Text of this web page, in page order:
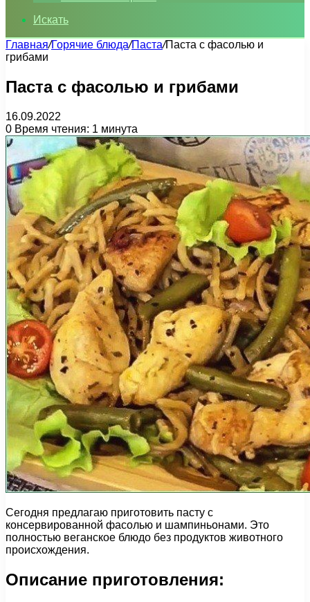
Искать
Главная/Горячие блюда/Паста/Паста с фасолью и
грибами
Паста с фасолью и грибами
16.09.2022
0 Время чтения: 1 минута
Сегодня предлагаю приготовить пасту с
консервированной фасолью и шампиньонами. Это
полностью веганское блюдо без продуктов животного
происхождения.
Описание приготовления: